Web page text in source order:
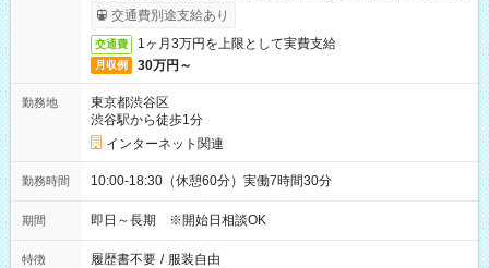
受取りサービス利用可（利用条件有）
交通費別途支給あり
交通費 1ヶ月3万円を上限として実費支給
月収例 30万円～
勤務地
東京都渋谷区
渋谷駅から徒歩1分
インターネット関連
勤務時間 10:00-18:30（休憩60分）実働7時間30分
期間 即日～長期 ※開始日相談OK
特徴 履歴書不要 / 服装自由